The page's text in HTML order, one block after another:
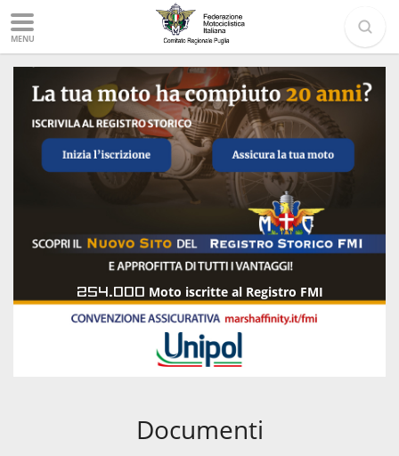
MENU
254.000 Moto iscritte al Registro FMI
Documenti